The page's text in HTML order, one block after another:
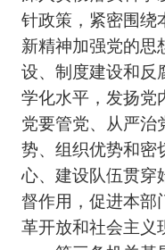
针政策，紧密围绕
新精神加强党的思
设、制度建设和反
学化水平，发扬党
党要管党、从严治
势、组织优势和密
心、建设队伍贯穿
督作用，促进本部
革开放和社会主义